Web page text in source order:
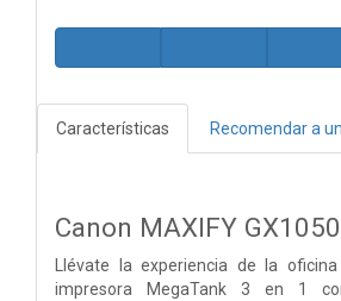
Características Recomendar a
Canon MAXIFY GX1050
Llévate la experiencia de la
impresora MegaTank 3 en 1